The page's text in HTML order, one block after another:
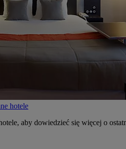
hotele
aby dowiedzieć się więcej o